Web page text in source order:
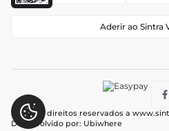
Aderir ao Sintra
Todos os direitos reservados a
Desenvolvido por: Ubiwhere